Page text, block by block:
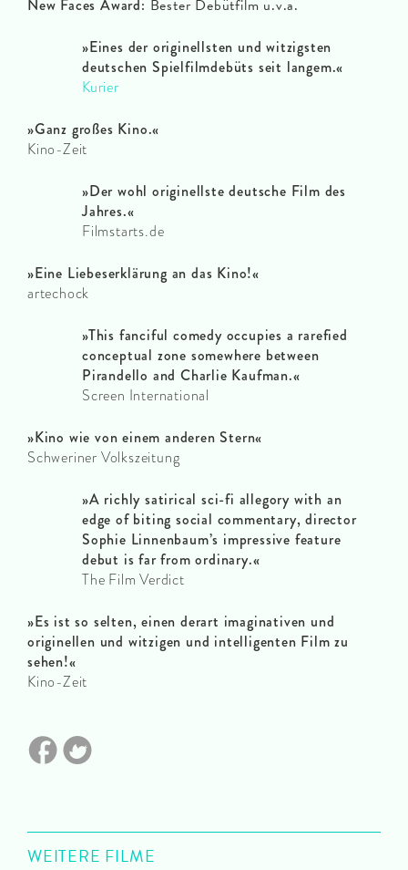
New Faces Award: Bester Debütfilm u.v.a.
»Eines der originellsten und witzigsten
deutschen Spielfilmdebüts seit langem.«
Kurier
»Ganz großes Kino.«
Kino-Zeit
»Der wohl originellste deutsche Film des
Jahres.«
Filmstarts.de
»Eine Liebeserklärung an das Kino!«
artechock
»This fanciful comedy occupies a rarefied
conceptual zone somewhere between
Pirandello and Charlie Kaufman.«
Screen International
»Kino wie von einem anderen Stern«
Schweriner Volkszeitung
»A richly satirical sci-fi allegory with an
edge of biting social commentary, director
Sophie Linnenbaum’s impressive feature
debut is far from ordinary.«
The Film Verdict
»Es ist so selten, einen derart imaginativen und
originellen und witzigen und intelligenten Film zu
sehen!«
Kino-Zeit
WEITERE FILME